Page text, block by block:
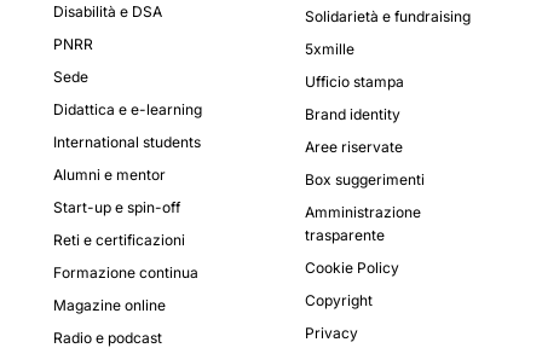
Disabilità e DSA
PNRR
Sede
Didattica e e-learning
International students
Alumni e mentor
Start-up e spin-off
Reti e certificazioni
Formazione continua
Magazine online
Radio e podcast
Solidarietà e fundraising
5xmille
Ufficio stampa
Brand identity
Aree riservate
Box suggerimenti
Amministrazione
trasparente
Cookie Policy
Copyright
Privacy